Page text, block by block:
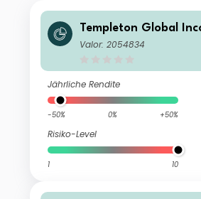
Templeton Global
c)EUR
Valor: 2054834
Jährliche Rendite
-50% 0% +50%
Risiko-Level
1 10